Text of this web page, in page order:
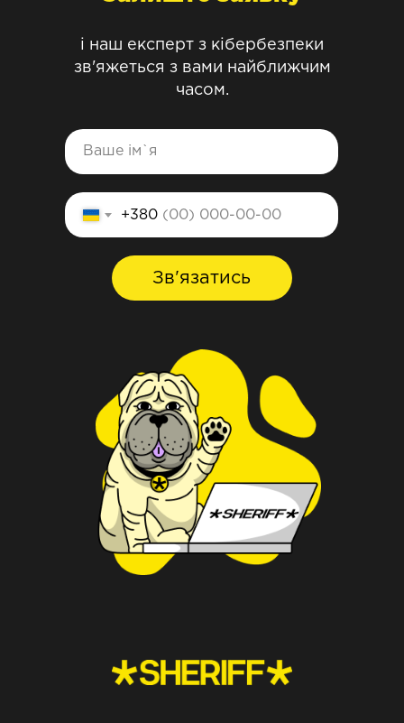
і наш експерт з кібербезпеки
зв'яжеться з вами найближчим
часом.
+380
Зв'язатись